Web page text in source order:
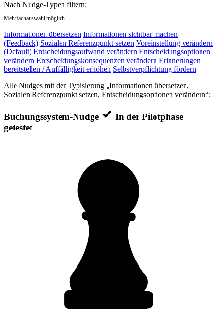
Nach Nudge-Typen filtern:
Mehrfachauswahl möglich
Informationen übersetzen Informationen sichtbar machen
(Feedback) Sozialen Referenzpunkt setzen Voreinstellung verändern
(Default) Entscheidungsaufwand verändern Entscheidungsoptionen
verändern Entscheidungskonsequenzen verändern Erinnerungen
bereitstellen / Auffälligkeit erhöhen Selbstverpflichtung fördern
Alle Nudges mit der Typisierung „Informationen übersetzen,
Sozialen Referenzpunkt setzen, Entscheidungsoptionen verändern“:
Buchungssystem-Nudge
In der Pilotphase
getestet